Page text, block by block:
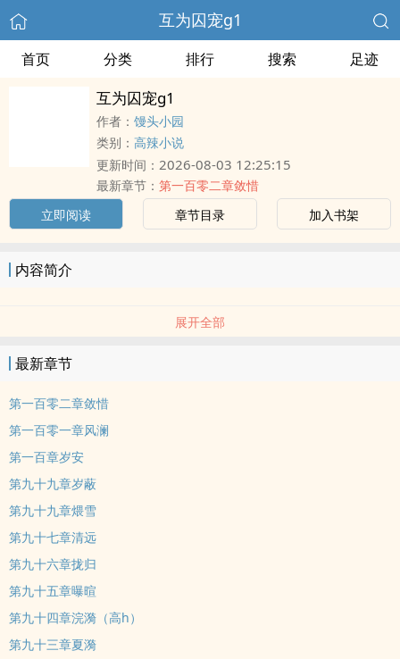
互为囚宠g1
首页 分类 排行 搜索 足迹
互为囚宠g1
作者： 馒头小园
类别： 高辣小说
更新时间： 2026-08-03 12:25:15
最新章节： 第一百零二章敛惜
立即阅读
章节目录 加入书架
内容简介
展开全部
最新章节
第一百零二章敛惜
第一百零一章风澜
第一百章岁安
第九十九章岁蔽
第九十九章煨雪
第九十七章清远
第九十六章拢归
第九十五章曝暄
第九十四章浣漪（高h）
第九十三章夏漪